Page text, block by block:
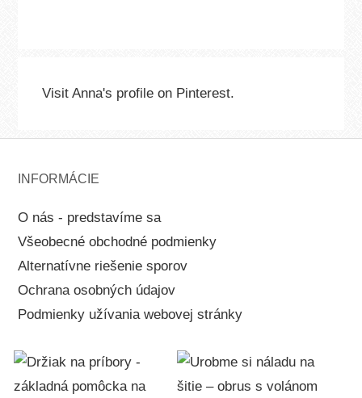
Visit Anna's profile on Pinterest.
INFORMÁCIE
O nás - predstavíme sa
Všeobecné obchodné podmienky
Alternatívne riešenie sporov
Ochrana osobných údajov
Podmienky užívania webovej stránky